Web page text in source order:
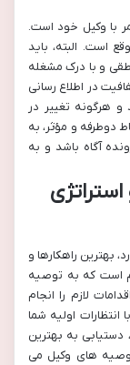
با وکیل خود است.
است. البته، باید
و با درک مشغله
در اطلاع رسانی
هرگونه تغییر در
دوطرفه و مؤثر، به
آگاه باشد و به
بهترین راهکارها و
است که به توصیه
لازم را انجام
اولیه شما
دستیابی به بهترین
های وکیل می